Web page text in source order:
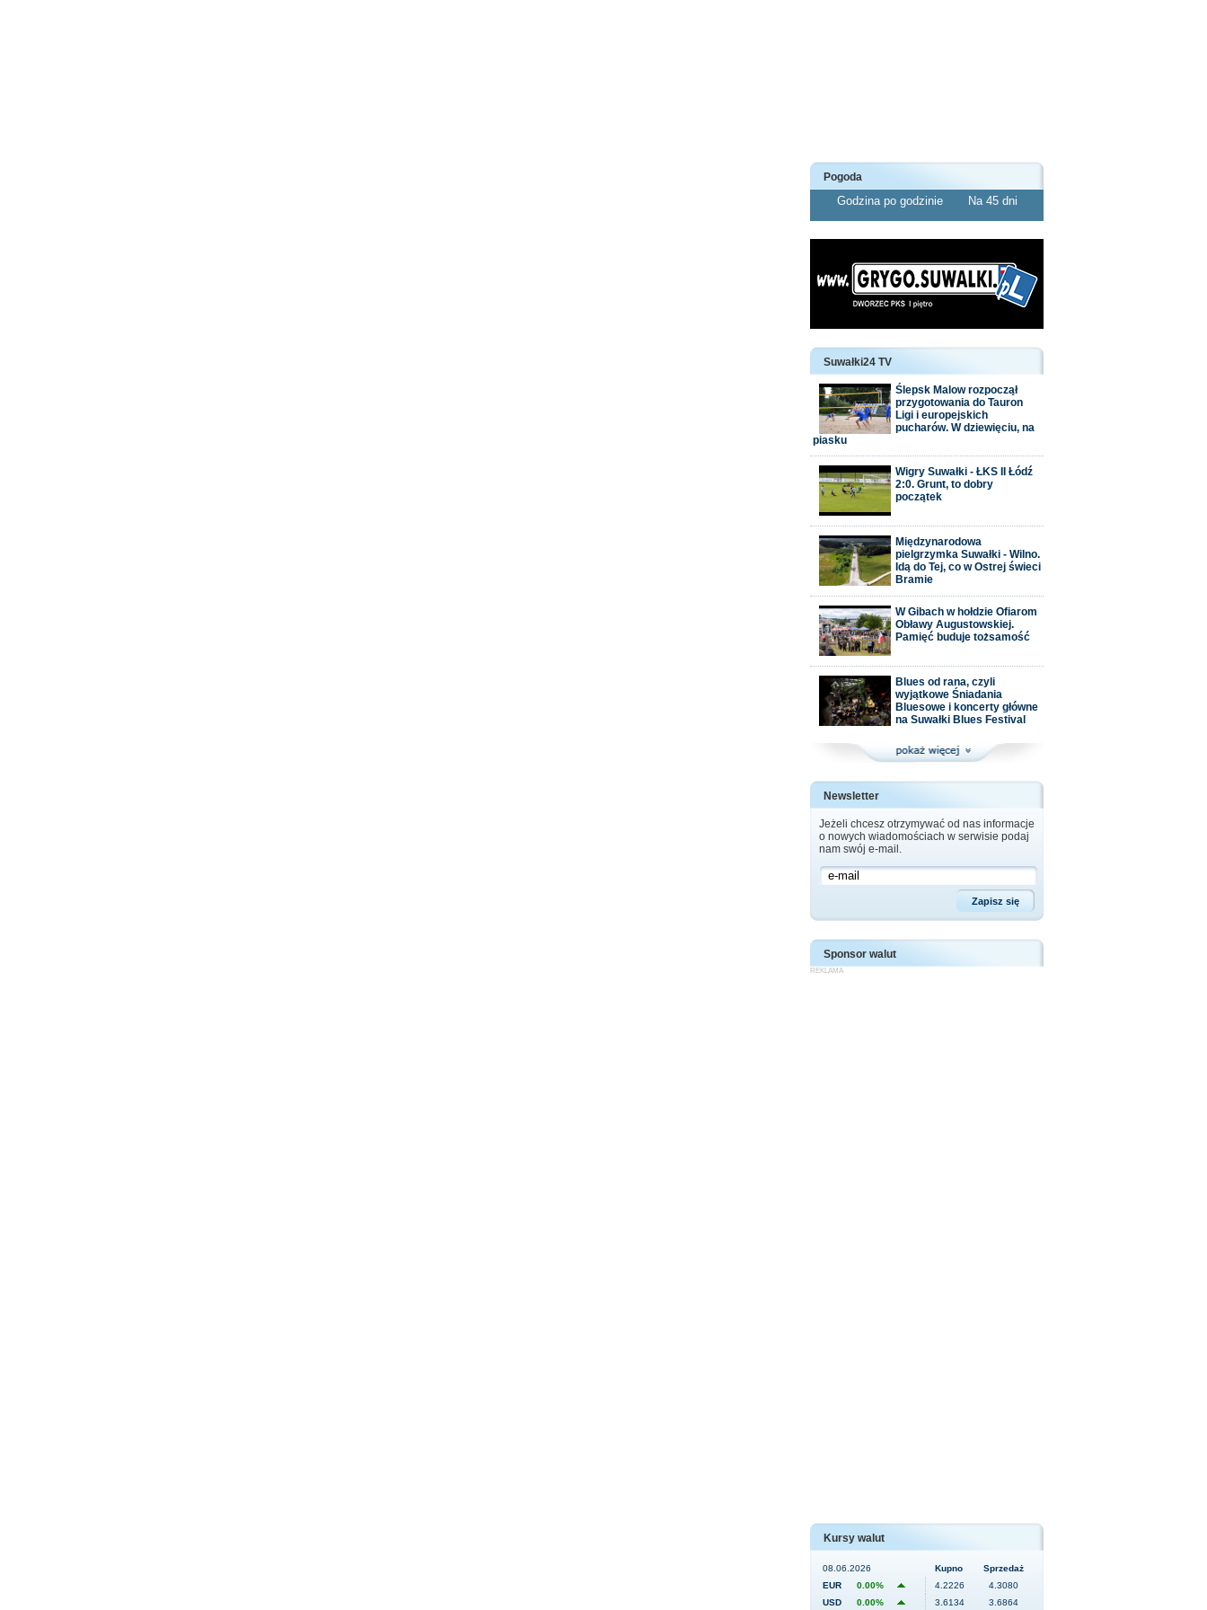
Pogoda
Godzina po godzinie Na 45 dni
Suwałki24 TV
Ślepsk Malow rozpoczął
przygotowania do Tauron
Ligi i europejskich
pucharów. W dziewięciu, na
piasku
Wigry Suwałki - ŁKS II Łódź
2:0. Grunt, to dobry
początek
Międzynarodowa
pielgrzymka Suwałki - Wilno.
Idą do Tej, co w Ostrej świeci
Bramie
W Gibach w hołdzie Ofiarom
Obławy Augustowskiej.
Pamięć buduje tożsamość
Blues od rana, czyli
wyjątkowe Śniadania
Bluesowe i koncerty główne
na Suwałki Blues Festival
Newsletter
Jeżeli chcesz otrzymywać od nas informacje
o nowych wiadomościach w serwisie podaj
nam swój e-mail.
Sponsor walut
Kursy walut
08.06.2026 Kupno
Sprzedaż
EUR
0.00% 4.2226
4.3080
USD
0.00% 3.6134 3.6864